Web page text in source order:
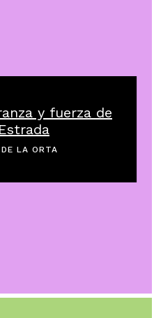
y fuerza de
LA ORTA